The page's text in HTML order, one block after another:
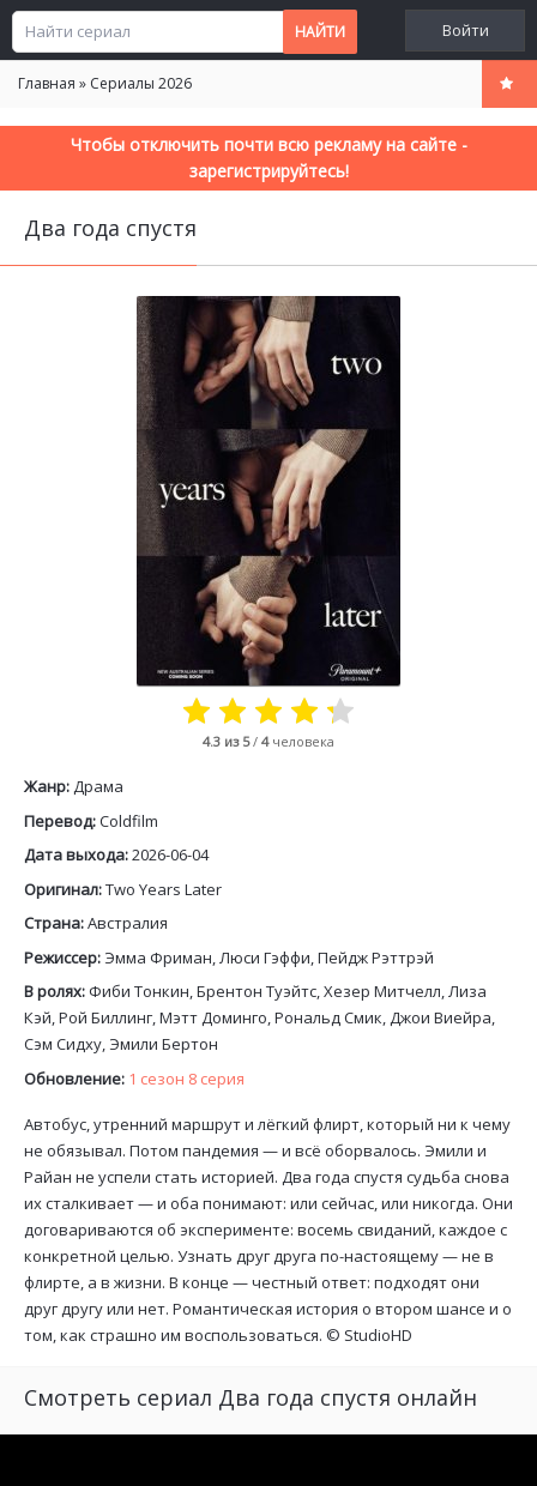
Войти
Главная » Сериалы 2026
Чтобы отключить почти всю рекламу на сайте -
зарегистрируйтесь!
Два года спустя
4.3 из 5/ 4 человека
Жанр:Драма
Перевод:Coldfilm
Дата выхода:2026-06-04
Оригинал:Two Years Later
Страна:Австралия
Режиссер: Эмма Фриман, Люси Гэффи, Пейдж Рэттрэй
В ролях: Фиби Тонкин, Брентон Туэйтс, Хезер Митчелл, Лиза
Кэй, Рой Биллинг, Мэтт Доминго, Рональд Смик, Джои Виейра,
Сэм Сидху, Эмили Бертон
Обновление: 1 сезон 8 серия
Автобус, утренний маршрут и лёгкий флирт, который ни к чему
не обязывал. Потом пандемия — и всё оборвалось. Эмили и
Райан не успели стать историей. Два года спустя судьба снова
их сталкивает — и оба понимают: или сейчас, или никогда. Они
договариваются об эксперименте: восемь свиданий, каждое с
конкретной целью. Узнать друг друга по-настоящему — не в
флирте, а в жизни. В конце — честный ответ: подходят они
друг другу или нет. Романтическая история о втором шансе и о
том, как страшно им воспользоваться. © StudioHD
Смотреть сериал Два года спустя онлайн